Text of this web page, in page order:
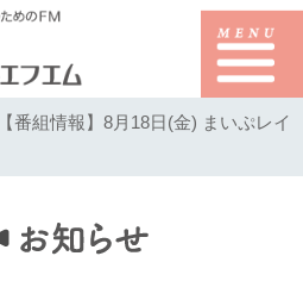
【番組情報】8月18日(金) まいぷレイ